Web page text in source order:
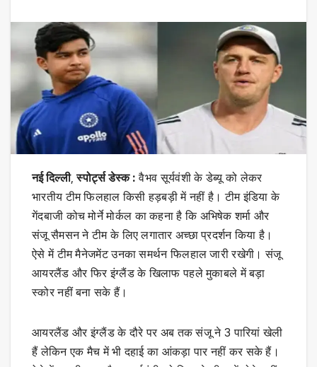
नई दिल्ली,स्पोर्ट्स डेस्क : वैभव सूर्यवंशी के डेब्यू को लेकर
भारतीय टीम फिलहाल किसी हड़बड़ी में नहीं है। टीम इंडिया के
गेंदबाजी कोच मोर्ने मोर्कल का कहना है कि अभिषेक शर्मा और
संजू सैमसन ने टीम के लिए लगातार अच्छा प्रदर्शन किया है।
ऐसे में टीम मैनेजमेंट उनका समर्थन फिलहाल जारी रखेगी। संजू
आयरलैंड और फिर इंग्लैंड के खिलाफ पहले मुकाबले में बड़ा
स्कोर नहीं बना सके हैं।
आयरलैंड और इंग्लैंड के दौरे पर अब तक संजू ने 3 पारियां खेली
हैं लेकिन एक मैच में भी दहाई का आंकड़ा पार नहीं कर सके हैं।